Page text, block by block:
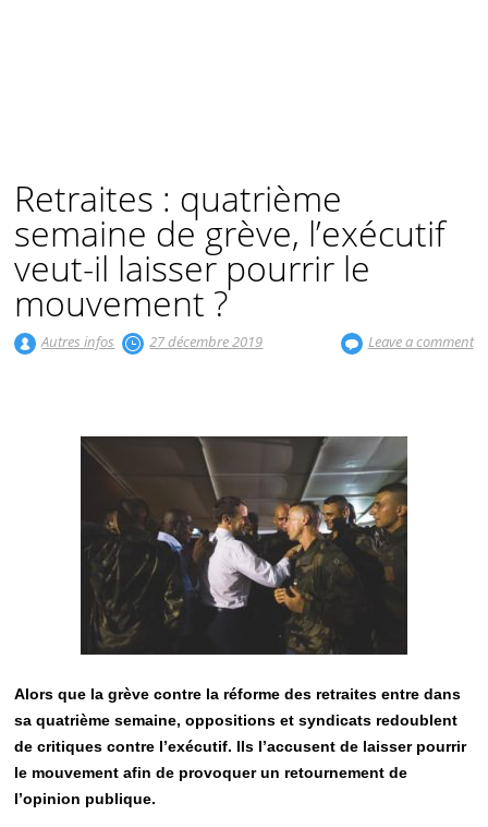
Retraites : quatrième
semaine de grève, l’exécutif
veut-il laisser pourrir le
mouvement ?
Autres infos 27 décembre 2019 Leave a comment
Alors que la grève contre la réforme des retraites entre dans
sa quatrième semaine, oppositions et syndicats redoublent
de critiques contre l’exécutif. Ils l’accusent de laisser pourrir
le mouvement afin de provoquer un retournement de
l’opinion publique.